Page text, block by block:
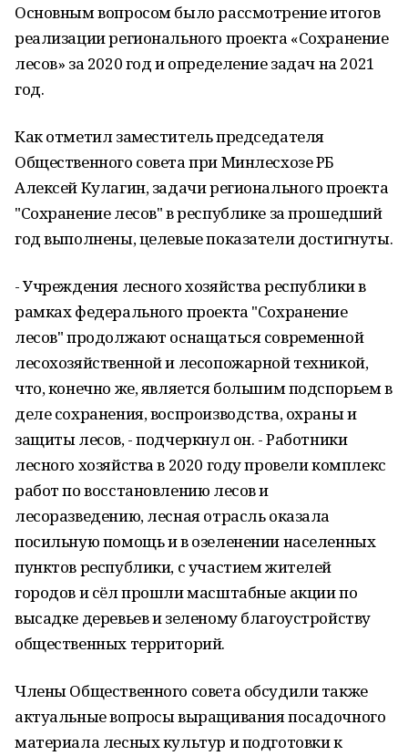
Основным вопросом было рассмотрение итогов
реализации регионального проекта «Сохранение
лесов» за 2020 год и определение задач на 2021
год.
Как отметил заместитель председателя
Общественного совета при Минлесхозе РБ
Алексей Кулагин, задачи регионального проекта
"Сохранение лесов" в республике за прошедший
год выполнены, целевые показатели достигнуты.
- Учреждения лесного хозяйства республики в
рамках федерального проекта "Сохранение
лесов" продолжают оснащаться современной
лесохозяйственной и лесопожарной техникой,
что, конечно же, является большим подспорьем в
деле сохранения, воспроизводства, охраны и
защиты лесов, - подчеркнул он. - Работники
лесного хозяйства в 2020 году провели комплекс
работ по восстановлению лесов и
лесоразведению, лесная отрасль оказала
посильную помощь и в озеленении населенных
пунктов республики, с участием жителей
городов и сёл прошли масштабные акции по
высадке деревьев и зеленому благоустройству
общественных территорий.
Члены Общественного совета обсудили также
актуальные вопросы выращивания посадочного
материала лесных культур и подготовки к